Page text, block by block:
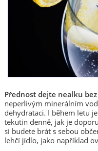
Přednost dejte nealku
neperlivým minerálním
dehydrataci. I během letu
tekutin denně, jak je
si budete brát s sebou
lehčí jídlo, jako například